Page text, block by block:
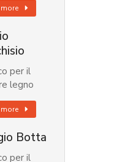
per il
legno
Botta
per il